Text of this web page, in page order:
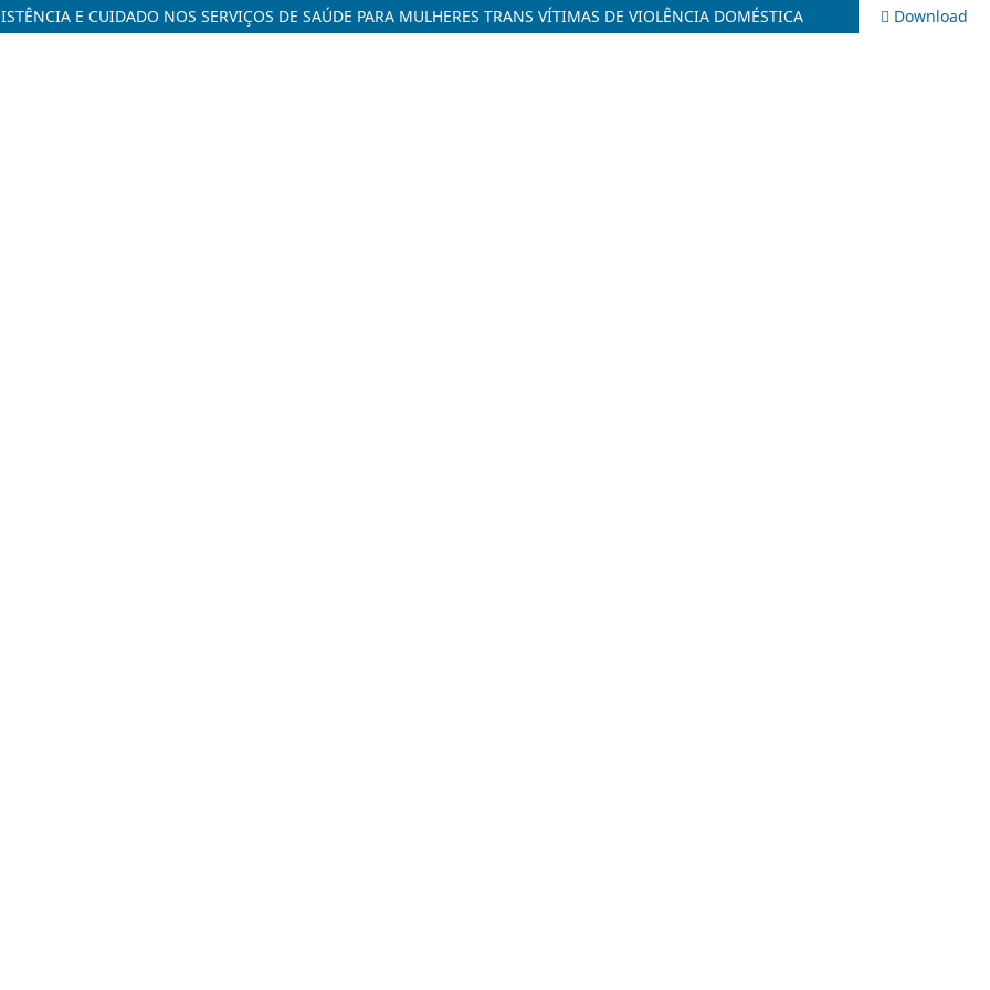
E CUIDADO NOS SERVIÇOS DE SAÚDE PARA MULHERES TRANS VÍTIMAS DE VIOLÊNCIA DOMÉSTICA Download